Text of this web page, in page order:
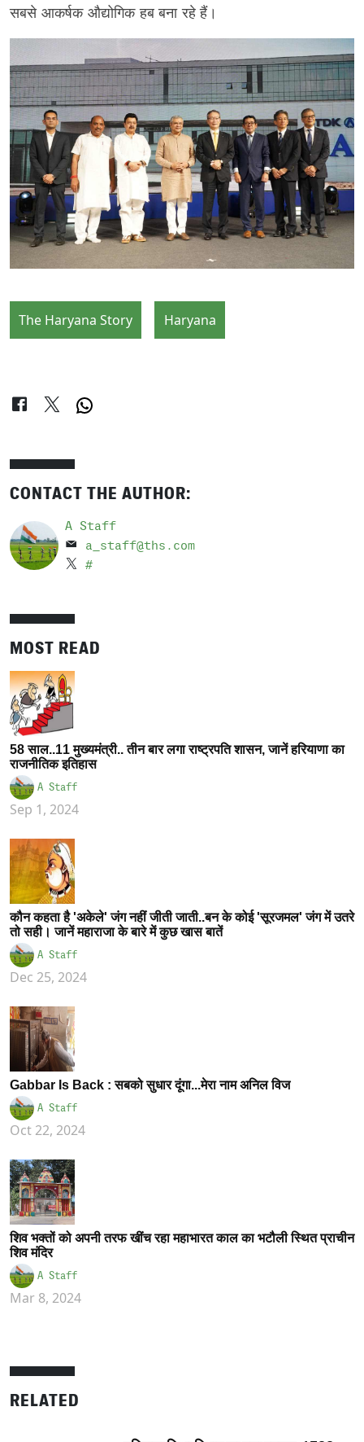
सबसे आकर्षक औद्योगिक हब बना रहे हैं।
The Haryana Story Haryana
CONTACT THE AUTHOR:
A Staff
a_staff@ths.com
#
MOST READ
58 साल..11 मुख्यमंत्री.. तीन बार लगा राष्ट्रपति शासन, जानें हरियाणा का
राजनीतिक इतिहास
A Staff
Sep 1, 2024
कौन कहता है 'अकेले' जंग नहीं जीती जाती..बन के कोई 'सूरजमल' जंग में उतरे
तो सही। जानें महाराजा के बारे में कुछ खास बातें
A Staff
Dec 25, 2024
Gabbar Is Back : सबको सुधार दूंगा...मेरा नाम अनिल विज
A Staff
Oct 22, 2024
शिव भक्तों को अपनी तरफ खींच रहा महाभारत काल का भटौली स्थित प्राचीन
शिव मंदिर
A Staff
Mar 8, 2024
RELATED